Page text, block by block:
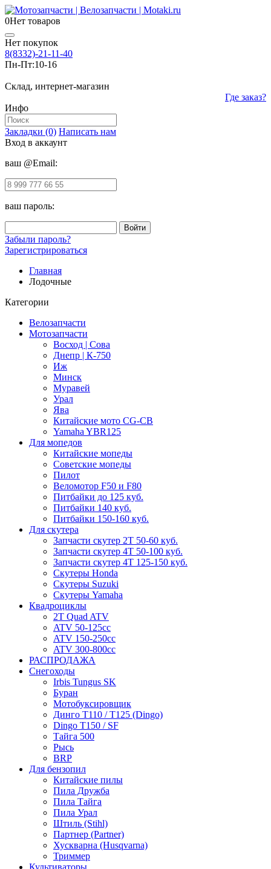
0Нет товаров
Нет покупок
8(8332)-21-11-40
Пн-Пт:10-16
Склад, интернет-магазин
Где заказ?
Инфо
Закладки (0) Написать нам
Вход в аккаунт
ваш @Email:
ваш пароль:
Забыли пароль?
Зарегистрироваться
Главная
Лодочные
Категории
Велозапчасти
Мотозапчасти
Восход | Сова
Днепр | К-750
Иж
Минск
Муравей
Урал
Ява
Китайские мото CG-CB
Yamaha YBR125
Для мопедов
Китайские мопеды
Советские мопеды
Пилот
Веломотор F50 и F80
Питбайки до 125 куб.
Питбайки 140 куб.
Питбайки 150-160 куб.
Для скутера
Запчасти скутер 2Т 50-60 куб.
Запчасти скутер 4Т 50-100 куб.
Запчасти скутер 4Т 125-150 куб.
Скутеры Honda
Скутеры Suzuki
Скутеры Yamaha
Квадроциклы
2T Quad ATV
ATV 50-125cc
ATV 150-250cc
ATV 300-800cc
РАСПРОДАЖА
Снегоходы
Irbis Tungus SK
Буран
Мотобуксировщик
Динго T110 / T125 (Dingo)
Dingo T150 / SF
Тайга 500
Рысь
BRP
Для бензопил
Китайские пилы
Пила Дружба
Пила Тайга
Пила Урал
Штиль (Stihl)
Партнер (Partner)
Хускварна (Husqvarna)
Триммер
Культиваторы